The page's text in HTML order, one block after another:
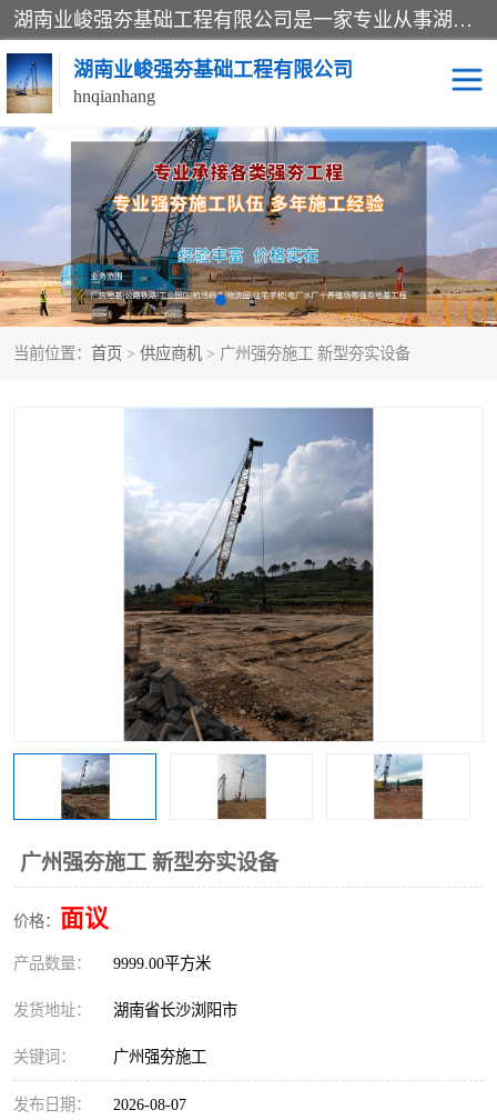
湖南业峻强夯基础工程有限公司是一家专业从事湖南强夯基础工程、强夯机租赁，地基处理的施工单位。业务覆盖：湖南、广东，江西等地。可承接1000KN.m-25000KN.m强夯（置换）工程。公司创始人是国内较早期从事强夯施工的建设者，经过多年的一步一个脚印的发展，在行业内具有较高的度和良好的口碑。
湖南业峻强夯基础工程有限公司
hnqianhang
当前位置： 首页 > 供应商机 > 广州强夯施工 新型夯实设备
广州强夯施工 新型夯实设备
价格： 面议
产品数量： 9999.00平方米
发货地址： 湖南省长沙浏阳市
关键词： 广州强夯施工
发布日期： 2026-08-07
强夯施工案例 强夯机租赁
强夯施工工程 强夯施工队伍
强夯队伍